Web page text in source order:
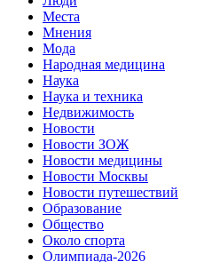
Места
Мнения
Мода
Народная медицина
Наука
Наука и техника
Недвижимость
Новости
Новости ЗОЖ
Новости медицины
Новости Москвы
Новости путешествий
Образование
Общество
Около спорта
Олимпиада-2026